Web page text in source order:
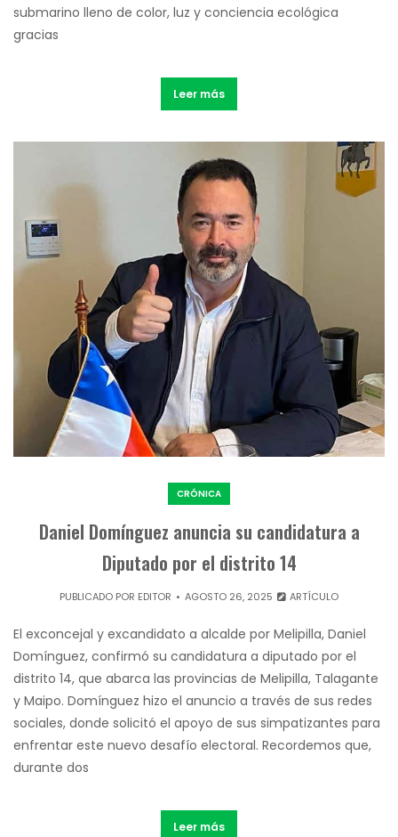
submarino lleno de color, luz y conciencia ecológica
gracias
Leer más
CRÓNICA
Daniel Domínguez anuncia su candidatura a
Diputado por el distrito 14
PUBLICADO POR EDITOR AGOSTO 26, 2025 ARTÍCULO
El exconcejal y excandidato a alcalde por Melipilla, Daniel
Domínguez, confirmó su candidatura a diputado por el
distrito 14, que abarca las provincias de Melipilla, Talagante
y Maipo. Domínguez hizo el anuncio a través de sus redes
sociales, donde solicitó el apoyo de sus simpatizantes para
enfrentar este nuevo desafío electoral. Recordemos que,
durante dos
Leer más